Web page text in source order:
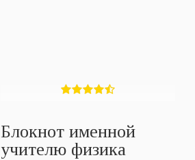
Блокнот именной
учителю физика